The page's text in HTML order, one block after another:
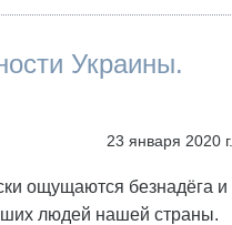
Украины.
23 января 2020 г.
ощущаются безнадёга и
людей нашей страны.